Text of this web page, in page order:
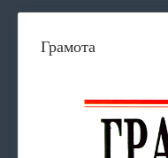
Грамота